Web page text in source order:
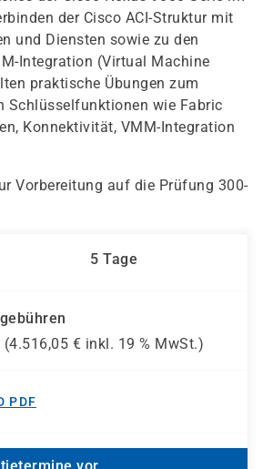
der Cisco ACI-Struktur mit
und Diensten sowie zu den
Integration (Virtual Machine
praktische Übungen zum
Schlüsselfunktionen wie Fabric
Konnektivität, VMM-Integration
Vorbereitung auf die Prüfung 300-
5 Tage
(4.516,05 € inkl. 19 % MwSt.)
PDF